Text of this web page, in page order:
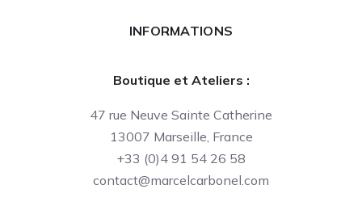
INFORMATIONS
Boutique et Ateliers :
47 rue Neuve Sainte Catherine
13007 Marseille, France
+33 (0)4 91 54 26 58
contact@marcelcarbonel.com